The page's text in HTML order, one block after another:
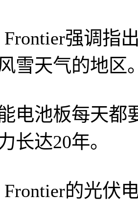
强调指出
雪天气的地区
池板每天都
长达20年。
的光伏电